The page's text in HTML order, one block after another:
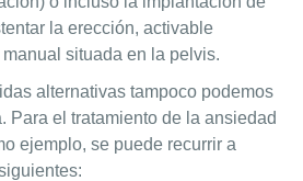
la erección, activable
situada en la pelvis.
alternativas tampoco podemos
Para el tratamiento de la ansiedad
ejemplo, se puede recurrir a